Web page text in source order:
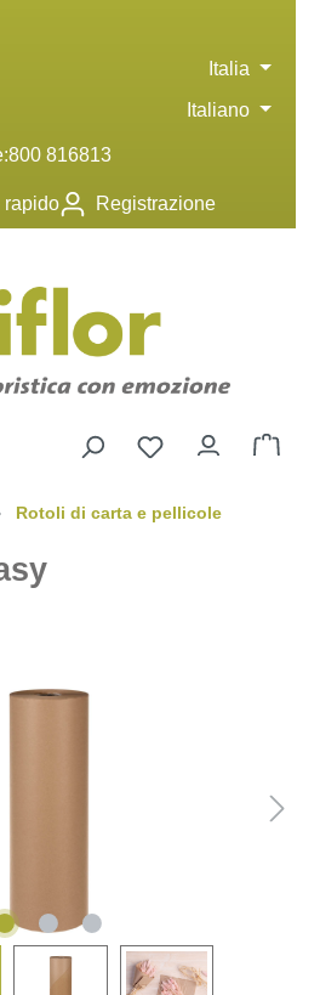
800 816813
rapido Registrazione
Italia
Italiano
Rotoli di carta e pellicole